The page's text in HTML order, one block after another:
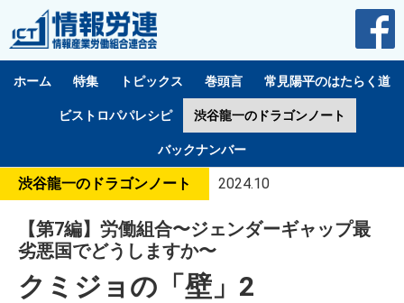
ホーム 特集 トピックス 巻頭言 常見陽平のはたらく道
ビストロパパレシピ 渋谷龍一のドラゴンノート
バックナンバー
渋谷龍一のドラゴンノート 2024.10
【第7編】労働組合〜ジェンダーギャップ最
劣悪国でどうしますか〜
クミジョの「壁」2